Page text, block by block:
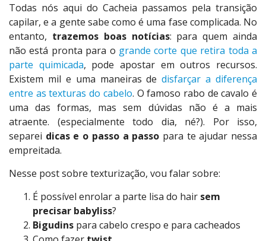
Todas nós aqui do Cacheia passamos pela transição
capilar, e a gente sabe como é uma fase complicada. No
entanto, trazemos boas notícias: para quem ainda
não está pronta para o grande corte que retira toda a
parte quimicada, pode apostar em outros recursos.
Existem mil e uma maneiras dedisfarçar a diferença
entre as texturas do cabelo. O famoso rabo de cavalo é
uma das formas, mas sem dúvidas não é a mais
atraente. (especialmente todo dia, né?). Por isso,
separei dicas e o passo a passo para te ajudar nessa
empreitada.
Nesse post sobre texturização, vou falar sobre:
É possível enrolar a parte lisa do hair sem
precisar babyliss?
Bigudins para cabelo crespo e para cacheados